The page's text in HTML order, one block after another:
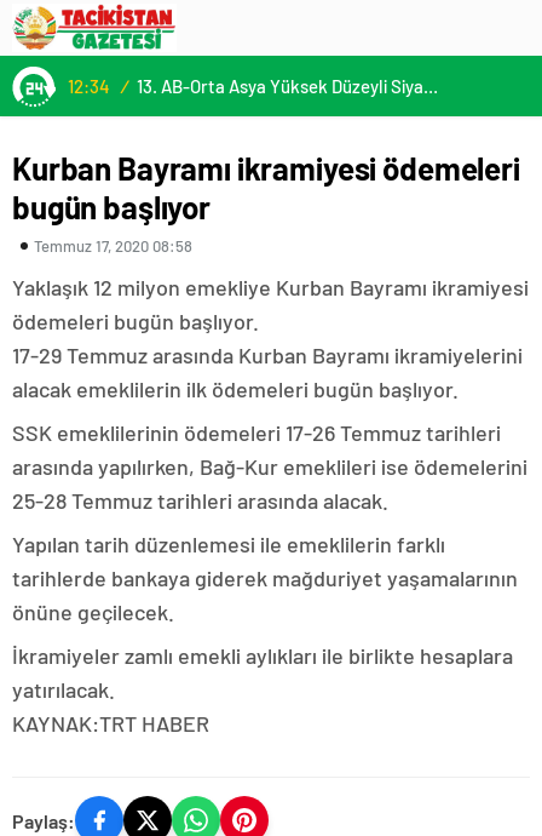
12:34 / 13. AB-Orta Asya Yüksek Düzeyli Siyasi ve Güvenlik Diyaloğuna Katılım
Kurban Bayramı ikramiyesi ödemeleri
bugün başlıyor
Temmuz 17, 2020 08:58
Yaklaşık 12 milyon emekliye Kurban Bayramı ikramiyesi
ödemeleri bugün başlıyor.
17-29 Temmuz arasında Kurban Bayramı ikramiyelerini
alacak emeklilerin ilk ödemeleri bugün başlıyor.
SSK emeklilerinin ödemeleri 17-26 Temmuz tarihleri
arasında yapılırken, Bağ-Kur emeklileri ise ödemelerini
25-28 Temmuz tarihleri arasında alacak.
Yapılan tarih düzenlemesi ile emeklilerin farklı
tarihlerde bankaya giderek mağduriyet yaşamalarının
önüne geçilecek.
İkramiyeler zamlı emekli aylıkları ile birlikte hesaplara
yatırılacak.
KAYNAK:TRT HABER
Paylaş: